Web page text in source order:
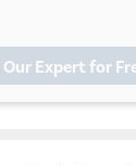
Expert for